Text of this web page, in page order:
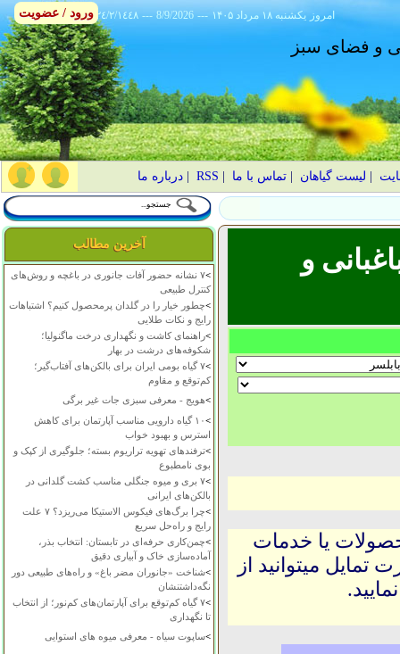
٢٤/٢/١٤٤٨ --- 8/9/2026 --- ۱۴۰۵ يکشنبه ۱۸ مرداد امروز
و فضای سبز
لیست گیاهان |تماس با ما RSS
|درباره ما
آخرین مطالب
>
۷ نشانه حضور آفات جانوری در باغچه و روش‌های
کنترل طبیعی
>چطور خیار را در گلدان پرمحصول کنیم؟ اشتباهات
رایج و نکات طلایی
>راهنمای کاشت و نگهداری درخت ماگنولیا؛
شکوفه‌های درشت در بهار
>
۷ گیاه بومی ایران برای بالکن‌های آفتاب‌گیر؛
کم‌توقع و مقاوم
>هویج - معرفی سبزی جات غیر برگی
>
۱۰ گیاه دارویی مناسب آپارتمان برای کاهش
استرس و بهبود خواب
>ترفندهای تهویه تراریوم بسته؛ جلوگیری از کپک و
بوی نامطبوع
>
۷ بری و میوه جنگلی مناسب کشت گلدانی در
بالکن‌های ایرانی
>
چرا برگ‌های فیکوس الاستیکا می‌ریزد؟ ۷ علت
رایج و راه‌حل سریع
>چمن‌کاری حرفه‌ای در تابستان: انتخاب بذر،
آماده‌سازی خاک و آبیاری دقیق
>شناخت «جانوران مضر باغ» و راه‌های طبیعی دور
نگه‌داشتنشان
>
۷ گیاه کم‌توقع برای آپارتمان‌های کم‌نور؛ از انتخاب
تا نگهداری
>ساپوت سیاه - معرفی میوه های استوایی
و
یا خدمات
میتوانید از
ورود / عضویت